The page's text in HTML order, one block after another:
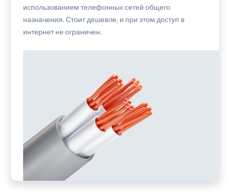
использованием телефонных сетей общего
назначения. Стоит дешевле, и при этом доступ в
интернет не ограничен.